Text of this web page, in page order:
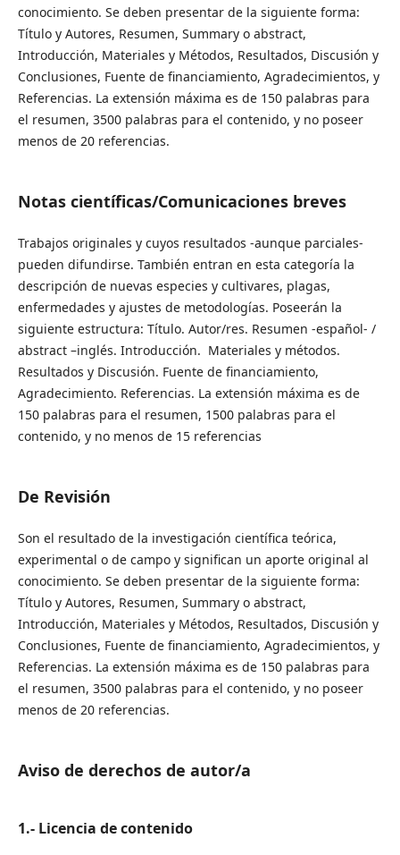
conocimiento. Se deben presentar de la siguiente forma:
Título y Autores, Resumen, Summary o abstract,
Introducción, Materiales y Métodos, Resultados, Discusión y
Conclusiones, Fuente de financiamiento, Agradecimientos, y
Referencias. La extensión máxima es de 150 palabras para
el resumen, 3500 palabras para el contenido, y no poseer
menos de 20 referencias.
Notas científicas/Comunicaciones breves
Trabajos originales y cuyos resultados -aunque parciales-
pueden difundirse. También entran en esta categoría la
descripción de nuevas especies y cultivares, plagas,
enfermedades y ajustes de metodologías. Poseerán la
siguiente estructura: Título. Autor/res. Resumen -español- /
abstract –inglés. Introducción. Materiales y métodos.
Resultados y Discusión. Fuente de financiamiento,
Agradecimiento. Referencias. La extensión máxima es de
150 palabras para el resumen, 1500 palabras para el
contenido, y no menos de 15 referencias
De Revisión
Son el resultado de la investigación científica teórica,
experimental o de campo y significan un aporte original al
conocimiento. Se deben presentar de la siguiente forma:
Título y Autores, Resumen, Summary o abstract,
Introducción, Materiales y Métodos, Resultados, Discusión y
Conclusiones, Fuente de financiamiento, Agradecimientos, y
Referencias. La extensión máxima es de 150 palabras para
el resumen, 3500 palabras para el contenido, y no poseer
menos de 20 referencias.
Aviso de derechos de autor/a
1.- Licencia de contenido